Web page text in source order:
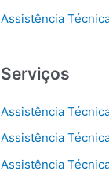
Assistência
Serviços
Assistência
Assistência
Assistência